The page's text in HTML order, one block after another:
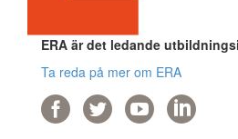
ERA är det ledande
Ta reda på mer om ERA